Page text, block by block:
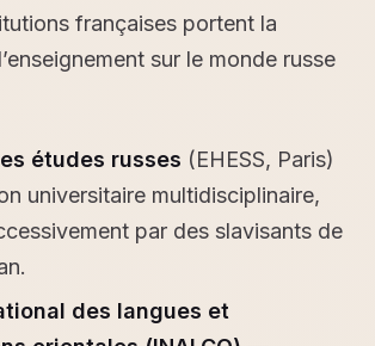
françaises portent la
sur le monde russe
études russes (EHESS, Paris)
universitaire multidisciplinaire,
par des slavisants de
des langues et